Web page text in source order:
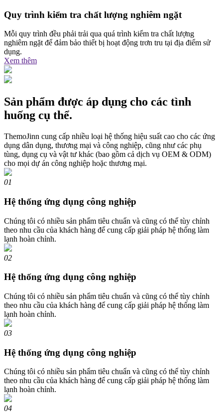
Quy trình kiểm tra chất lượng nghiêm ngặt
Mỗi quy trình đều phải trải qua quá trình kiểm tra chất lượng
nghiêm ngặt để đảm bảo thiết bị hoạt động trơn tru tại địa điểm sử
dụng.
Xem thêm
Sản phẩm được áp dụng cho các tình
huống cụ thể.
ThemoJinn cung cấp nhiều loại hệ thống hiệu suất cao cho các ứng
dụng dân dụng, thương mại và công nghiệp, cũng như các phụ
tùng, dụng cụ và vật tư khác (bao gồm cả dịch vụ OEM & ODM)
cho mọi dự án công nghiệp hoặc thương mại.
01
Hệ thống ứng dụng công nghiệp
Chúng tôi có nhiều sản phẩm tiêu chuẩn và cũng có thể tùy chỉnh
theo nhu cầu của khách hàng để cung cấp giải pháp hệ thống làm
lạnh hoàn chỉnh.
02
Hệ thống ứng dụng công nghiệp
Chúng tôi có nhiều sản phẩm tiêu chuẩn và cũng có thể tùy chỉnh
theo nhu cầu của khách hàng để cung cấp giải pháp hệ thống làm
lạnh hoàn chỉnh.
03
Hệ thống ứng dụng công nghiệp
Chúng tôi có nhiều sản phẩm tiêu chuẩn và cũng có thể tùy chỉnh
theo nhu cầu của khách hàng để cung cấp giải pháp hệ thống làm
lạnh hoàn chỉnh.
04